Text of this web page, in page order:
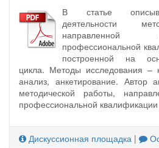
В статье
деятельности
профессиональной
построенной на
цикла. Методы исследования –
анализ, анкетирование. Автор
методической работы,
профессиональной квалификации
Дискуссионная площадка |